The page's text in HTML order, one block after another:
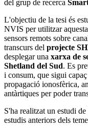
del grup de recerca
L'objectiu de la tesi és
NVIS per utilitzar
sensors remots sobre
transcurs del projecte
desplegar una xarxa de
Shetland del Sud. Es
i consum, que sigui
propagació ionosfèrica,
antàrtiques per poder
S'ha realitzat un estudi
estudis anteriors dels